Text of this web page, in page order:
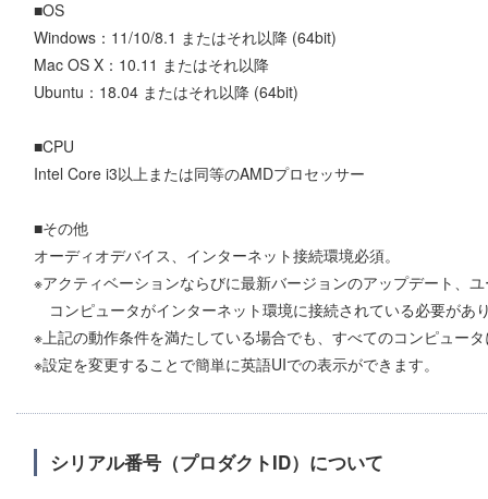
■OS
Windows：11/10/8.1 またはそれ以降 (64bit)
Mac OS X：10.11 またはそれ以降
Ubuntu：18.04 またはそれ以降 (64bit)
■CPU
Intel Core i3以上または同等のAMDプロセッサー
■その他
オーディオデバイス、インターネット接続環境必須。
※アクティベーションならびに最新バージョンのアップデート、
コンピュータがインターネット環境に接続されている必要があ
※上記の動作条件を満たしている場合でも、すべてのコンピュー
※設定を変更することで簡単に英語UIでの表示ができます。
シリアル番号（プロダクトID）について